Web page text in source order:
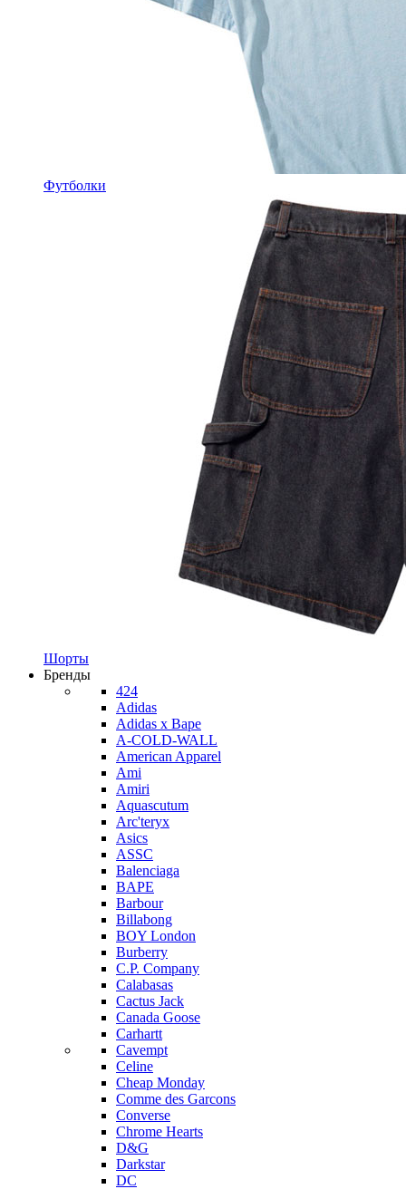
Футболки
Шорты
Бренды
424
Adidas
Adidas x Bape
A-COLD-WALL
American Apparel
Ami
Amiri
Aquascutum
Arc'teryx
Asics
ASSC
Balenciaga
BAPE
Barbour
Billabong
BOY London
Burberry
C.P. Company
Calabasas
Cactus Jack
Canada Goose
Carhartt
Cavempt
Celine
Cheap Monday
Comme des Garcons
Converse
Chrome Hearts
D&G
Darkstar
DC